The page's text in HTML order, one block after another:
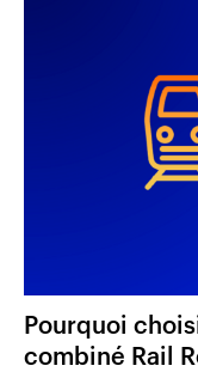
Pourquoi
combiné Rail